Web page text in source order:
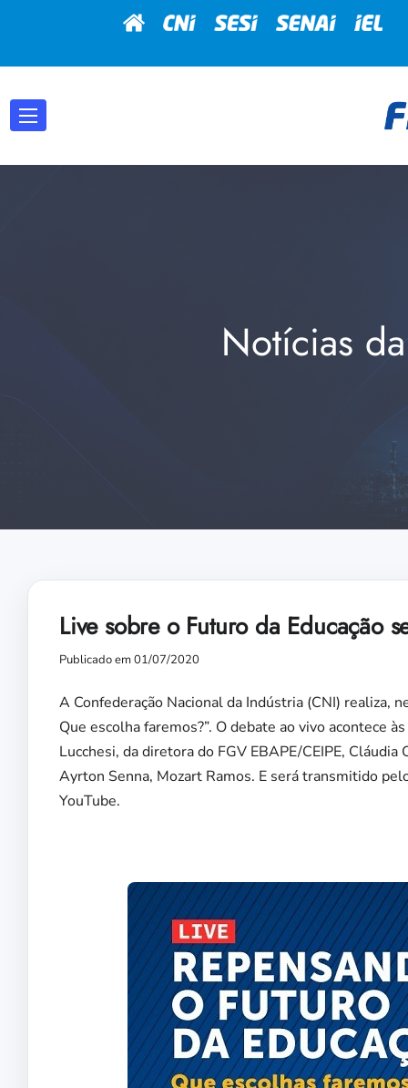
Notícias
Live sobre o Futuro da Educação
Publicado em 01/07/2020
A Confederação Nacional da Indústria (CNI) realiza,
Que escolha faremos?”. O debate ao vivo acontece
Lucchesi, da diretora do FGV EBAPE/CEIPE,
Ayrton Senna, Mozart Ramos. E será transmitido
YouTube.